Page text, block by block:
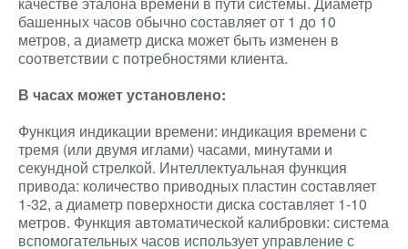
башенных часов обычно составляет от 1 до 10
метров, а диаметр диска может быть изменен в
соответствии с потребностями клиента.
В часах может установлено:
Функция индикации времени: индикация времени с
тремя (или двумя иглами) часами, минутами и
секундной стрелкой. Интеллектуальная функция
привода: количество приводных пластин составляет
1-32, а диаметр поверхности диска составляет 1-10
метров. Функция автоматической калибровки: система
вспомогательных часов использует управление с